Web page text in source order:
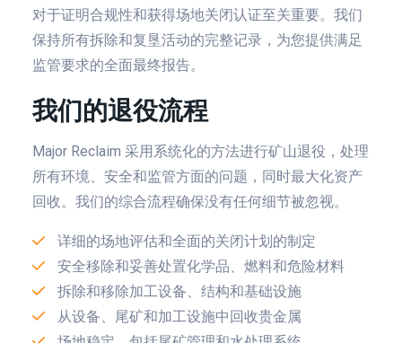
对于证明合规性和获得场地关闭认证至关重要。我们
保持所有拆除和复垦活动的完整记录，为您提供满足
监管要求的全面最终报告。
我们的退役流程
Major Reclaim 采用系统化的方法进行矿山退役，处理
所有环境、安全和监管方面的问题，同时最大化资产
回收。我们的综合流程确保没有任何细节被忽视。
详细的场地评估和全面的关闭计划的制定
安全移除和妥善处置化学品、燃料和危险材料
拆除和移除加工设备、结构和基础设施
从设备、尾矿和加工设施中回收贵金属